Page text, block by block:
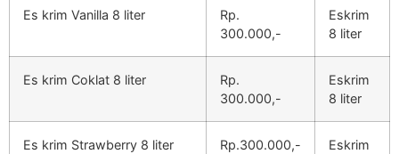
Es krim Vanilla 8 liter
Rp.
300.000,-
Eskrim
8 liter
Es krim Coklat 8 liter
Rp.
300.000,-
Eskrim
8 liter
Es krim Strawberry 8 liter Rp.300.000,-
Eskrim